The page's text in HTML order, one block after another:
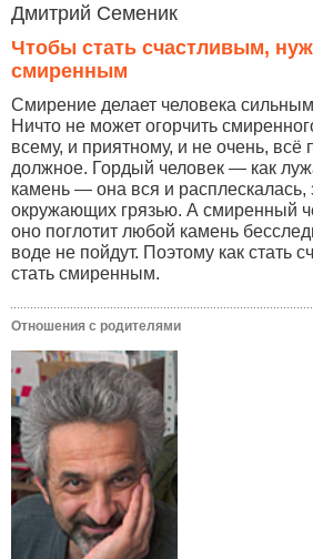
Дмитрий Семеник
Чтобы стать счастливым,
смиренным
Смирение делает человека
Ничто не может огорчить
всему, и приятному, и не очень, всё
должное. Гордый человек — как
камень — она вся и расплескалась,
окружающих грязью. А смиренный
оно поглотит любой камень
воде не пойдут. Поэтому как стать
стать смиренным.
Отношения с родителями